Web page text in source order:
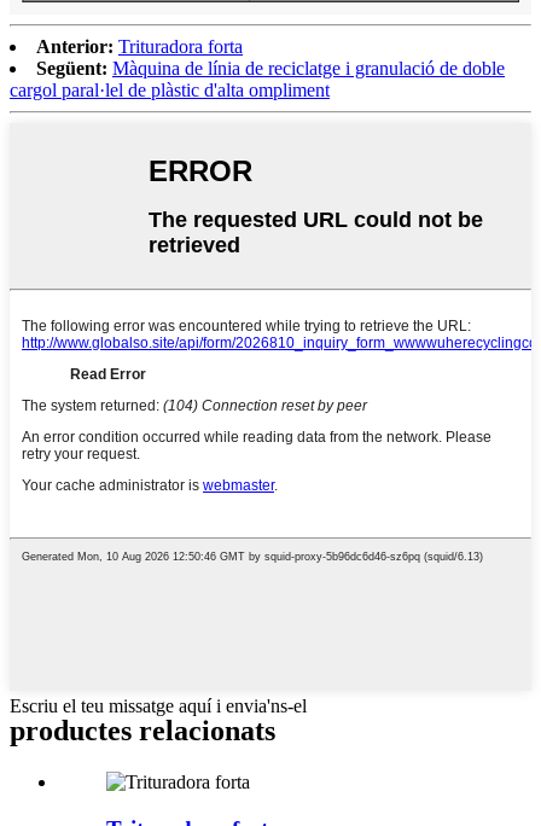
Anterior: Trituradora forta
Següent: Màquina de línia de reciclatge i granulació de doble
cargol paral·lel de plàstic d'alta ompliment
Escriu el teu missatge aquí i envia'ns-el
productes relacionats